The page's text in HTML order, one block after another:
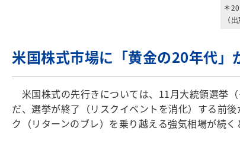
＊
（
米国株式市場に「黄金の20年代」
米国株式の先行きについては、11月大統領選挙
だ、選挙が終了（リスクイベントを消化）する前
ク（リターンのブレ）を乗り越える強気相場が続く